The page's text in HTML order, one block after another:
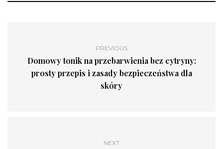
PREVIOUS
Domowy tonik na przebarwienia bez cytryny:
prosty przepis i zasady bezpieczeństwa dla
skóry
NEXT